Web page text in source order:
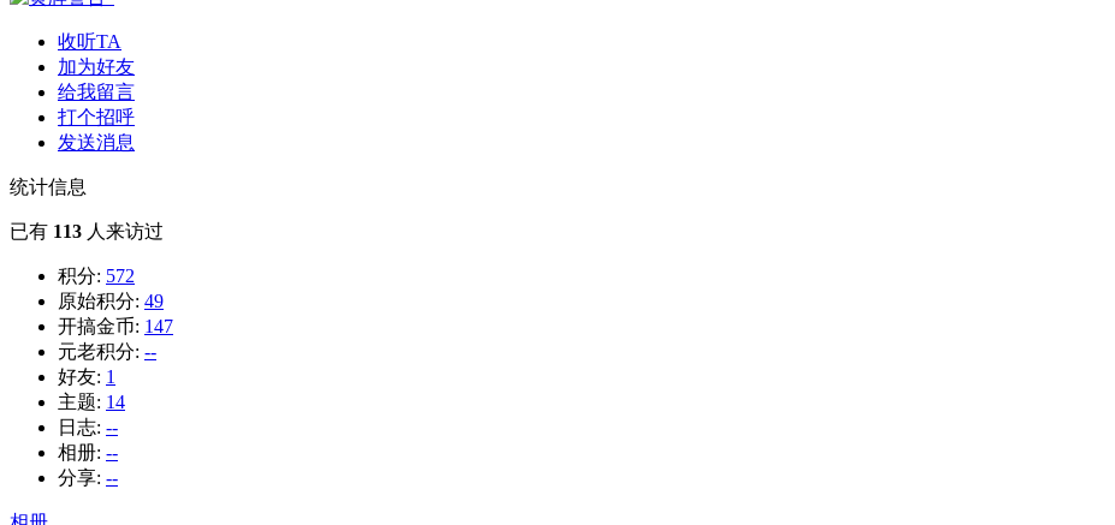
收听TA
加为好友
给我留言
打个招呼
发送消息
统计信息
已有 113 人来访过
积分: 572
原始积分: 49
开搞金币: 147
元老积分: --
好友: 1
主题: 14
日志: --
相册: --
分享: --